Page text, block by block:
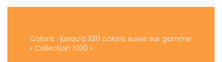
Coloris : jusqu’à 330 coloris suivis sur gamme
« Collection 1000 »